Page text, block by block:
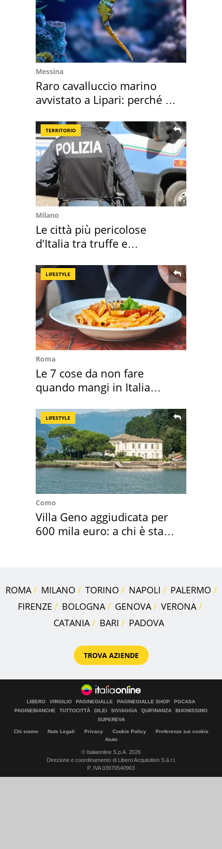
Messina
Raro cavalluccio marino
avvistato a Lipari: perché è
TERRITORIO
Milano
Le città più pericolose
d'Italia tra truffe e
LIFESTYLE
Roma
Le 7 cose da non fare
quando mangi in Italia
LIFESTYLE
Como
Villa Geno aggiudicata per
600 mila euro: a chi è stata
ROMA MILANO TORINO NAPOLI
PALERMO
FIRENZE
BOLOGNA GENOVA
VERONA
CATANIA
BARI PADOVA
TROVA AZIENDE
LIBERO VIRGILIO PAGINEGIALLE PAGINEGIALLE SHOP
PGCASA
PAGINEBIANCHE
TUTTOCITTÀ DILEI SIVIAGGIA QUIFINANZA
BUONISSIMO
SUPEREVA
Chi siamo Note Legali Privacy Cookie Policy
Preferenze sui cookie
Aiuto
© Italiaonline S.p.A. 2026
Direzione e coordinamento di Libero Acquisition S.á r.l.
P. IVA 03970540963